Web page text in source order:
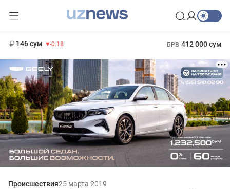
146 сум -0.18 БРВ 412 000 сум
Происшествия25 марта 2019